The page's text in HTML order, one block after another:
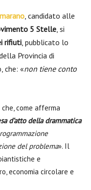
, candidato alle
5 Stelle, si
rifiuti, pubblicato lo
Provincia di
che: «non tiene conto
come afferma
d’atto della drammatica
del problema». Il
e
economia circolare e